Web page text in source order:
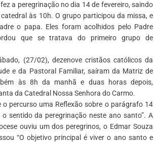
a peregrinação no dia 14 de fevereiro, saindo
às 10h. O grupo participou da missa, e
o papa. Eles foram acolhidos pelo Padre
que se tratava do primeiro grupo de
(27/02), dezenove cristãos católicos da
e da Pastoral Familiar, saíram da Matriz de
às 8h da manhã e duas horas depois,
da Catedral Nossa Senhora do Carmo.
percurso uma Reflexão sobre o parágrafo 14
sentido da peregrinação neste ano santo”. A
ouviu um dos peregrinos, o Edmar Souza
“O objetivo principal é viver o ano santo e